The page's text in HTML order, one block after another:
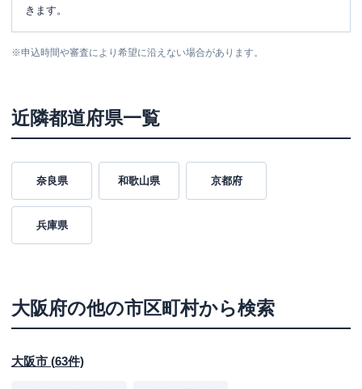
きます。
※申込時間や審査により希望に沿えない場合があります。
近隣都道府県一覧
奈良県 和歌山県 京都府
兵庫県
大阪府の他の市区町村から検索
大阪市 (63件)